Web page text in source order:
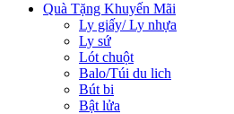
Quà Tặng Khuyến Mãi
Ly giấy/ Ly nhựa
Ly sứ
Lót chuột
Balo/Túi du lich
Bút bi
Bật lửa